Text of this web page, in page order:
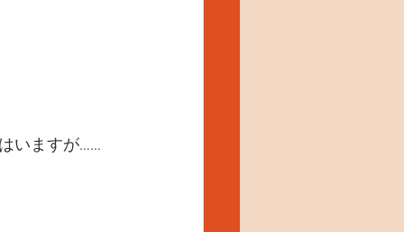
いますが……